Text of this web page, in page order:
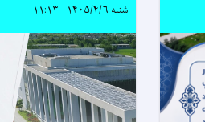
شنبه ۱۴۰۵/۴/۶ - ۱۱:۱۳